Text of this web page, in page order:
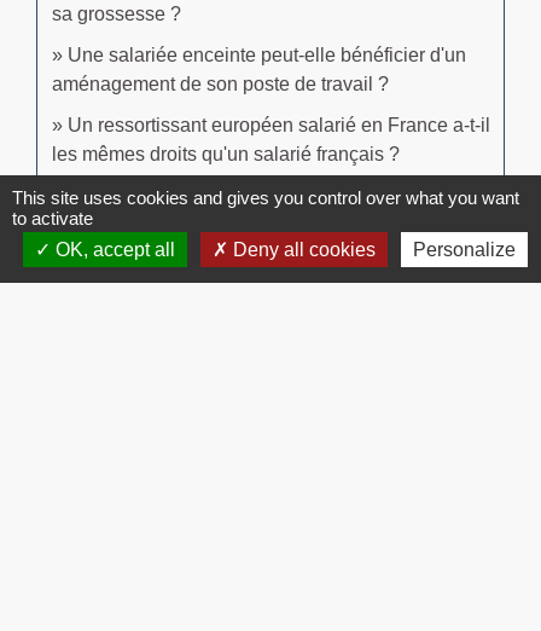
sa grossesse ?
Une salariée enceinte peut-elle bénéficier d'un
aménagement de son poste de travail ?
Un ressortissant européen salarié en France a-t-il
les mêmes droits qu'un salarié français ?
Signaler une erreur sur cette page
This site uses cookies and gives you control over what you want
to activate
OK, accept all
Deny all cookies Personalize